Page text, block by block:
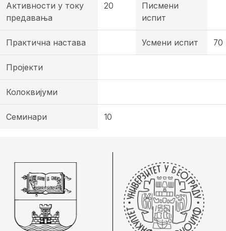
Активности у току
предавања
20
Писмени
испит
Практична настава Усмени испит 70
Пројекти
Колоквијуми
Семинари 10